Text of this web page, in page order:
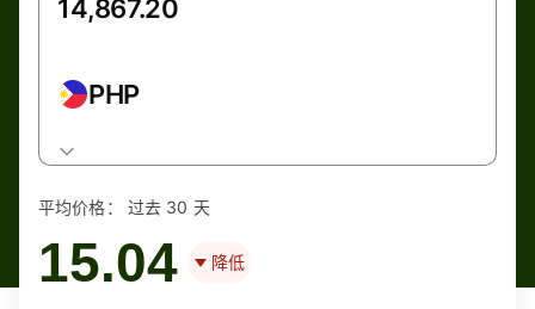
PHP
平均价格： 过去 30 天
15.04 降低